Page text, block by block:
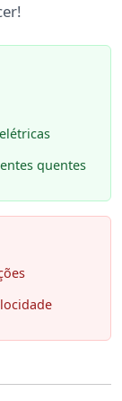
quentes